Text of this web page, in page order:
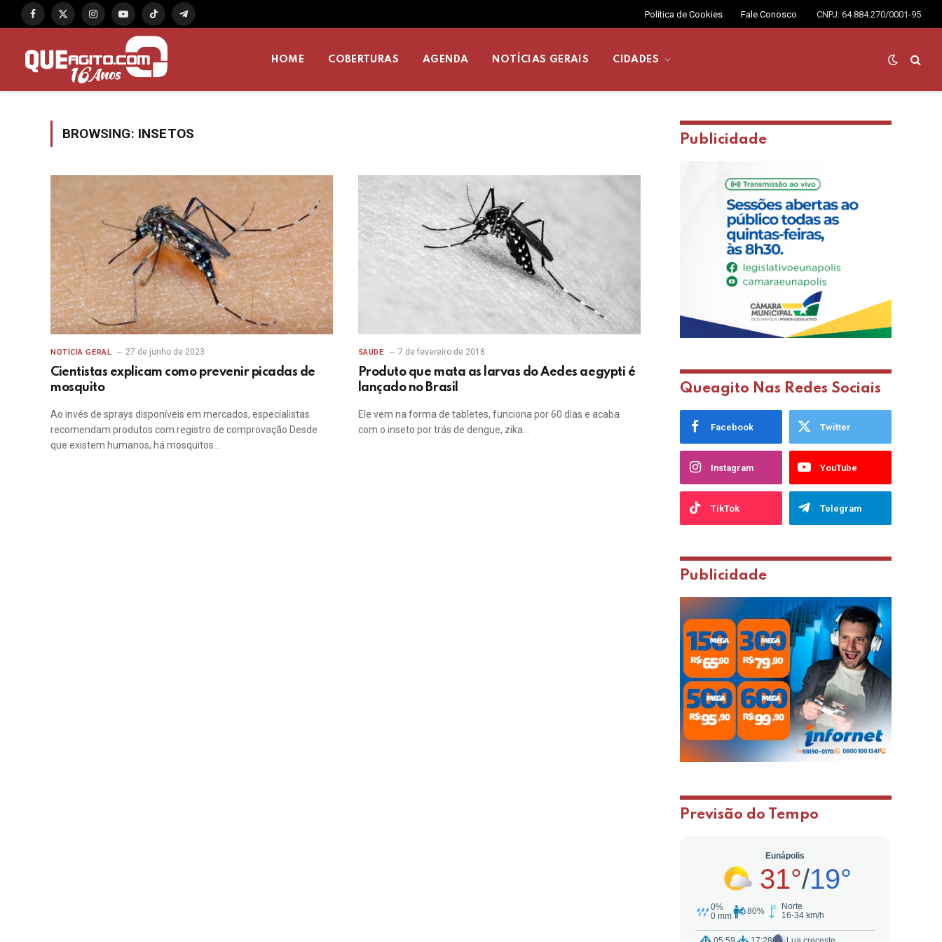
Facebook
X
InstagramYouTubeTikTok Telegram
Política de Cookies Fale Conosco CNPJ: 64.884.270/0001-95
HOME COBERTURAS AGENDA NOTÍCIAS GERAIS CIDADES
BROWSING: INSETOS
NOTÍCIA GERAL 27 de junho de 2023
Cientistas explicam como prevenir picadas de
mosquito
Ao invés de sprays disponíveis em mercados, especialistas
recomendam produtos com registro de comprovação Desde
que existem humanos, há mosquitos…
SAÚDE 7 de fevereiro de 2018
Produto que mata as larvas do Aedes aegypti é
lançado no Brasil
Ele vem na forma de tabletes, funciona por 60 dias e acaba
com o inseto por trás de dengue, zika…
Publicidade
Queagito Nas Redes Sociais
Facebook Twitter
Instagram YouTube
TikTok Telegram
Publicidade
Previsão do Tempo